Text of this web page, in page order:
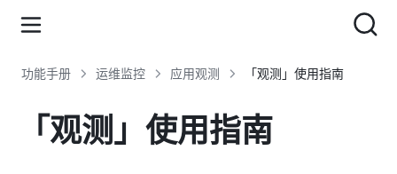
功能手册 运维监控 应用观测 「观测」使用指南
「观测」使用指南